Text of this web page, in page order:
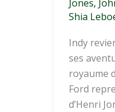
Jones,
Shia
Indy
ses
royaume
Ford
d’Henri